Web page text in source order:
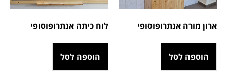
ארון מורה אנתרופוסופי
הוספה לסל
לוח כיתה אנתרופוסופי
הוספה לסל